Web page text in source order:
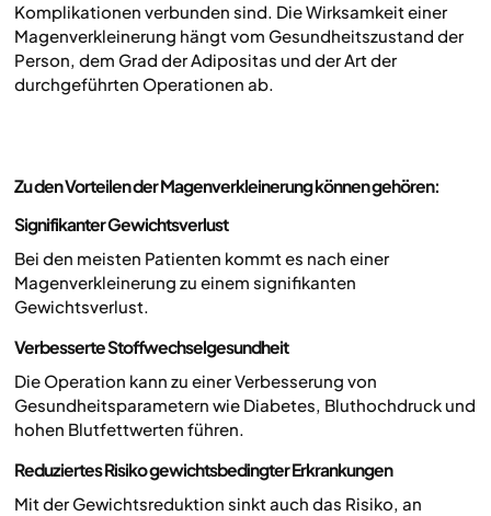
Komplikationen verbunden sind. Die Wirksamkeit einer
Magenverkleinerung hängt vom Gesundheitszustand der
Person, dem Grad der Adipositas und der Art der
durchgeführten Operationen ab.
Zu den Vorteilen der Magenverkleinerung können gehören:
Signifikanter Gewichtsverlust
Bei den meisten Patienten kommt es nach einer
Magenverkleinerung zu einem signifikanten
Gewichtsverlust.
Verbesserte Stoffwechselgesundheit
Die Operation kann zu einer Verbesserung von
Gesundheitsparametern wie Diabetes, Bluthochdruck und
hohen Blutfettwerten führen.
Reduziertes Risiko gewichtsbedingter Erkrankungen
Mit der Gewichtsreduktion sinkt auch das Risiko, an